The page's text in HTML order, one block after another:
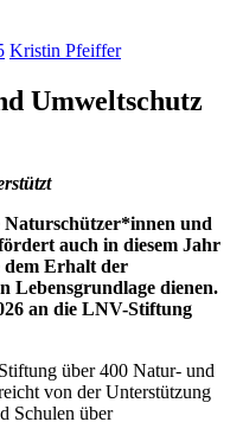
Kristin Pfeiffer
Umweltschutz
und
auch in diesem Jahr
Erhalt der
Lebensgrundlage dienen.
an die LNV-Stiftung
über 400 Natur- und
von der Unterstützung
Schulen über